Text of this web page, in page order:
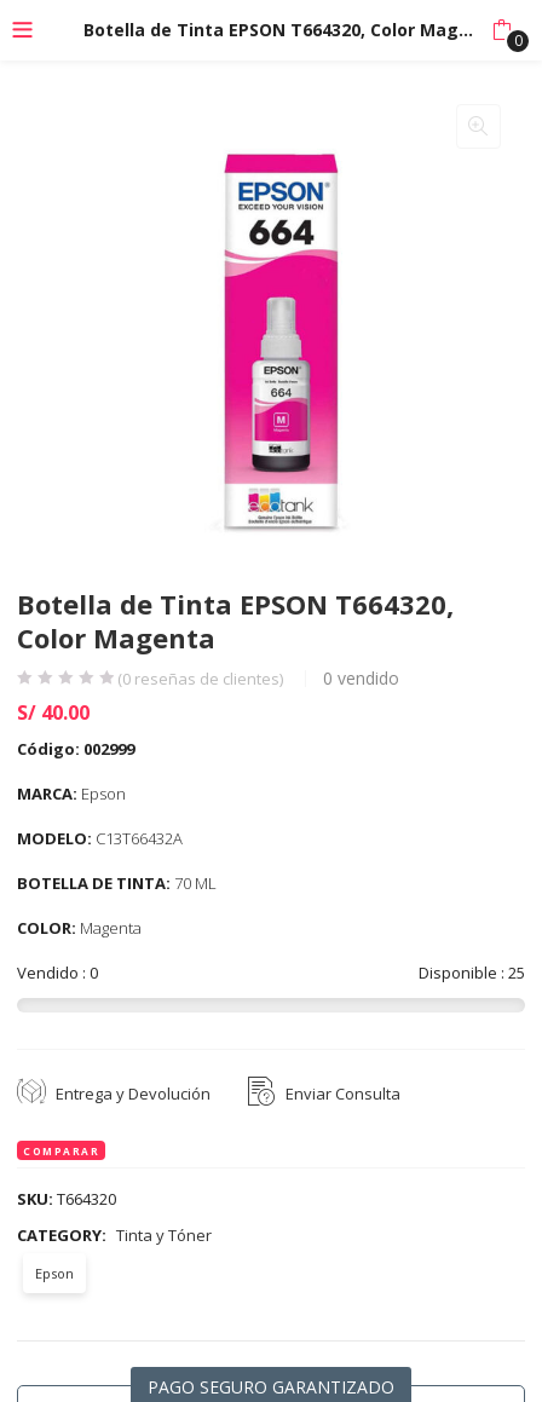
Botella de Tinta EPSON T664320, Color Magenta 0
Botella de Tinta EPSON T664320,
Color Magenta
(0 reseñas de clientes) 0 vendido
S/ 40.00
Código: 002999
MARCA: Epson
MODELO: C13T66432A
BOTELLA DE TINTA: 70 ML
COLOR: Magenta
Disponible : 25
Vendido : 0
Entrega y Devolución Enviar Consulta
COMPARAR
SKU:T664320
CATEGORY: Tinta y Tóner
Epson
PAGO SEGURO GARANTIZADO